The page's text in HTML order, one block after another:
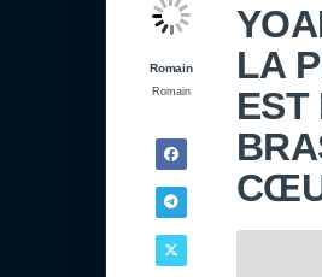
Romain
Romain
LA
EST